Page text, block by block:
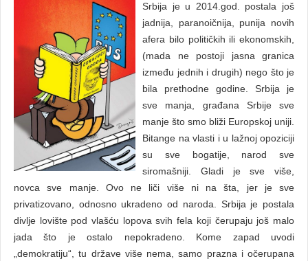
Srbija je u 2014.god. postala još
jadnija, paranoičnija, punija novih
afera bilo političkih ili ekonomskih,
(mada ne postoji jasna granica
između jednih i drugih) nego što je
bila prethodne godine. Srbija je
sve manja, građana Srbije sve
manje što smo bliži Europskoj uniji.
Bitange na vlasti i u lažnoj opoziciji
su sve bogatije, narod sve
siromašniji. Gladi je sve više,
novca sve manje. Ovo ne liči više ni na šta, jer je sve
privatizovano, odnosno ukradeno od naroda. Srbija je postala
divlje lovište pod vlašću lopova svih fela koji čerupaju još malo
jada što je ostalo nepokradeno. Kome zapad uvodi
„demokratiju“, tu države više nema, samo prazna i očerupana